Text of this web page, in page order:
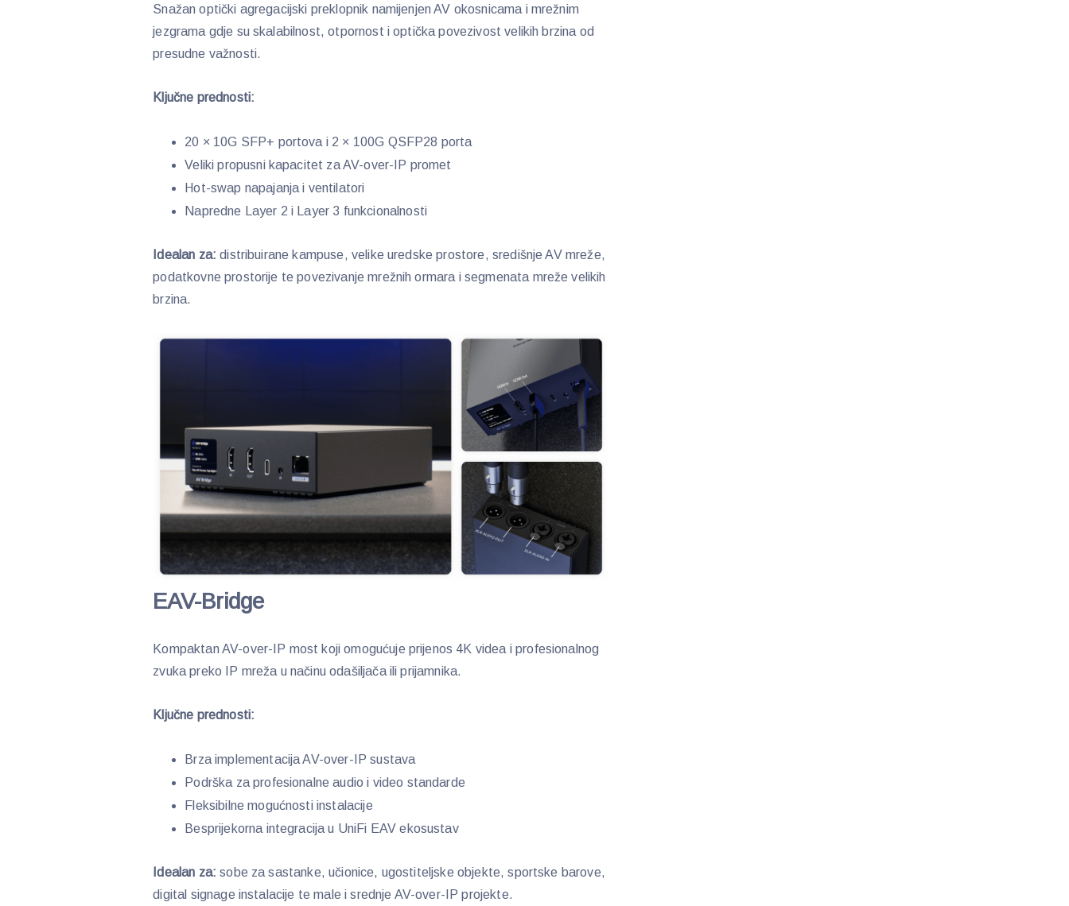
Snažan optički agregacijski preklopnik namijenjen AV okosnicama i mrežnim
jezgrama gdje su skalabilnost, otpornost i optička povezivost velikih brzina od
presudne važnosti.
Ključne prednosti:
20 × 10G SFP+ portova i 2 × 100G QSFP28 porta
Veliki propusni kapacitet za AV-over-IP promet
Hot-swap napajanja i ventilatori
Napredne Layer 2 i Layer 3 funkcionalnosti
Idealan za: distribuirane kampuse, velike uredske prostore, središnje AV mreže,
podatkovne prostorije te povezivanje mrežnih ormara i segmenata mreže velikih
brzina.
EAV-Bridge
Kompaktan AV-over-IP most koji omogućuje prijenos 4K videa i profesionalnog
zvuka preko IP mreža u načinu odašiljača ili prijamnika.
Ključne prednosti:
Brza implementacija AV-over-IP sustava
Podrška za profesionalne audio i video standarde
Fleksibilne mogućnosti instalacije
Besprijekorna integracija u UniFi EAV ekosustav
Idealan za: sobe za sastanke, učionice, ugostiteljske objekte, sportske barove,
digital signage instalacije te male i srednje AV-over-IP projekte.